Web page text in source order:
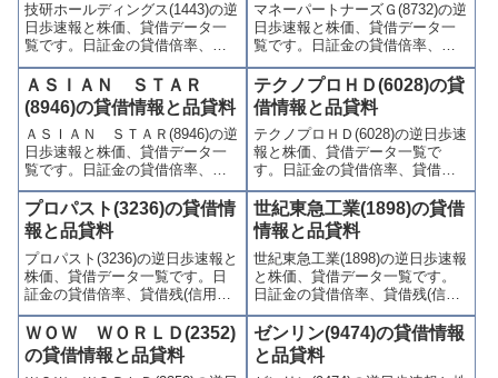
技研ホールディングス(1443)の逆
日歩速報と株価、貸借データ一
覧です。日証金の貸借倍率、貸
借残(信用買残、信用売残)、品貸
料(逆日歩)、東証の週末残高、規
制(注意喚起・申込停止)など、空
売り関連情報を集計し、図解で
わかりやすくまとめて掲載して
います。
マネーパートナーズＧ(8732)の逆
日歩速報と株価、貸借データ一
覧です。日証金の貸借倍率、貸
借残(信用買残、信用売残)、品貸
料(逆日歩)、東証の週末残高、規
制(注意喚起・申込停止)など、空
売り関連情報を集計し、図解で
わかりやすくまとめて掲載して
います。
ＡＳＩＡＮ ＳＴＡＲ
(8946)の貸借情報と品貸料
ＡＳＩＡＮ ＳＴＡＲ(8946)の逆
日歩速報と株価、貸借データ一
覧です。日証金の貸借倍率、貸
借残(信用買残、信用売残)、品貸
料(逆日歩)、東証の週末残高、規
制(注意喚起・申込停止)など、空
売り関連情報を集計し、図解で
わかりやすくまとめて掲載して
います。
テクノプロＨＤ(6028)の貸
借情報と品貸料
テクノプロＨＤ(6028)の逆日歩速
報と株価、貸借データ一覧で
す。日証金の貸借倍率、貸借残
(信用買残、信用売残)、品貸料
(逆日歩)、東証の週末残高、規制
(注意喚起・申込停止)など、空売
り関連情報を集計し、図解でわ
かりやすくまとめて掲載してい
ます。
プロパスト(3236)の貸借情
報と品貸料
プロパスト(3236)の逆日歩速報と
株価、貸借データ一覧です。日
証金の貸借倍率、貸借残(信用買
残、信用売残)、品貸料(逆日
歩)、東証の週末残高、規制(注意
喚起・申込停止)など、空売り関
連情報を集計し、図解でわかり
世紀東急工業(1898)の貸借
情報と品貸料
世紀東急工業(1898)の逆日歩速報
と株価、貸借データ一覧です。
日証金の貸借倍率、貸借残(信用
買残、信用売残)、品貸料(逆日
歩)、東証の週末残高、規制(注意
喚起・申込停止)など、空売り関
連情報を集計し、図解でわかり
ＷＯＷ ＷＯＲＬＤ(2352)
の貸借情報と品貸料
ゼンリン(9474)の貸借情報
と品貸料